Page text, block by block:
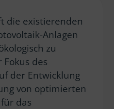
die existierenden
Anlagen
zu
des
der Entwicklung
von optimierten
das